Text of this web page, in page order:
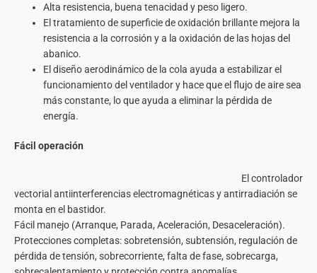
Alta resistencia, buena tenacidad y peso ligero.
El tratamiento de superficie de oxidación brillante mejora la
resistencia a la corrosión y a la oxidación de las hojas del
abanico.
El diseño aerodinámico de la cola ayuda a estabilizar el
funcionamiento del ventilador y hace que el flujo de aire sea
más constante, lo que ayuda a eliminar la pérdida de
energía.
Fácil operación
El controlador
vectorial antiinterferencias electromagnéticas y antirradiación se
monta en el bastidor.
Fácil manejo (Arranque, Parada, Aceleración, Desaceleración).
Protecciones completas: sobretensión, subtensión, regulación de
pérdida de tensión, sobrecorriente, falta de fase, sobrecarga,